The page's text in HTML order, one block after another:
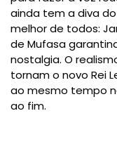
ainda tem a diva
melhor de todos:
de Mufasa
nostalgia. O
tornam o novo Rei
ao mesmo tempo
ao fim.